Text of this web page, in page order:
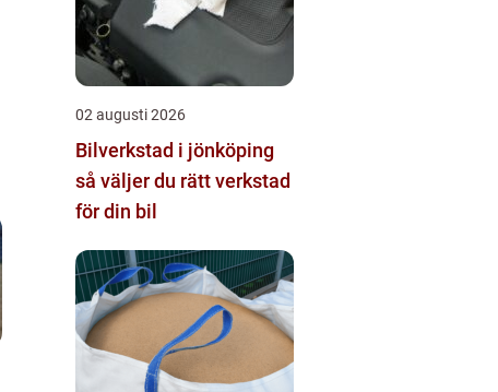
02 augusti 2026
Bilverkstad i jönköping
så väljer du rätt verkstad
för din bil